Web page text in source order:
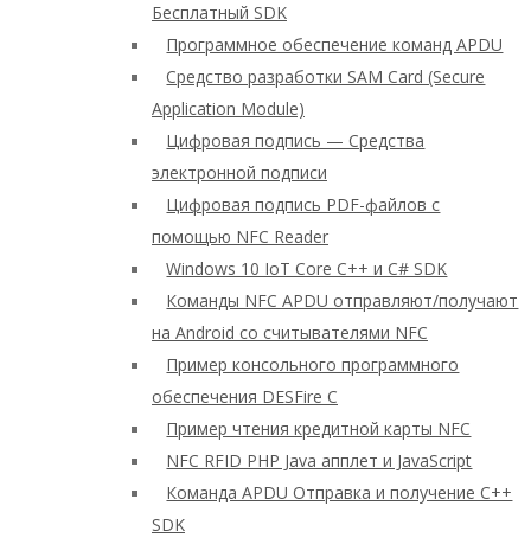
Бесплатный SDK
Программное обеспечение команд APDU
Средство разработки SAM Card (Secure
Application Module)
Цифровая подпись — Средства
электронной подписи
Цифровая подпись PDF-файлов с
помощью NFC Reader
Windows 10 IoT Core C++ и C# SDK
Команды NFC APDU отправляют/получают
на Android со считывателями NFC
Пример консольного программного
обеспечения DESFire C
Пример чтения кредитной карты NFC
NFC RFID PHP Java апплет и JavaScript
Команда APDU Отправка и получение C++
SDK